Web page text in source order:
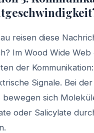
reisen diese
Im Wood Wide
der
Signale. Bei
bewegen sich
oder Salicylate